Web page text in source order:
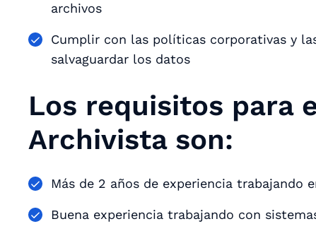
archivos
Cumplir con las políticas corporativas y
salvaguardar los datos
Los requisitos para
Archivista son:
Más de 2 años de experiencia trabajando
Buena experiencia trabajando con